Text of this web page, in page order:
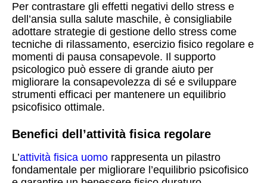
Per contrastare gli effetti negativi dello stress e
dell’ansia sulla salute maschile, è consigliabile
adottare strategie di gestione dello stress come
tecniche di rilassamento, esercizio fisico regolare e
momenti di pausa consapevole. Il supporto
psicologico può essere di grande aiuto per
migliorare la consapevolezza di sé e sviluppare
strumenti efficaci per mantenere un equilibrio
psicofisico ottimale.
Benefici dell’attività fisica regolare
L’attività fisica uomo rappresenta un pilastro
fondamentale per migliorare l’equilibrio psicofisico